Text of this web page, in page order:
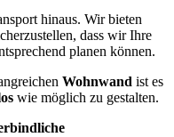
hinaus. Wir bieten
dass wir Ihre
planen können.
Wohnwand ist es
wie möglich zu gestalten.